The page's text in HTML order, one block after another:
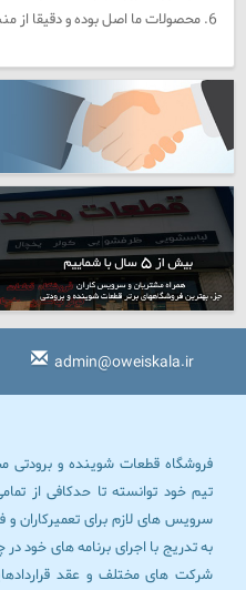
محصولات ما اصل بوده و دقیقا از
admin@oweiskala.ir
فروشگاه قطعات شوینده و برودتی
تیم خود توانسته تا حدکافی از
سرویس های لازم برای تعمیرکاران
به تدریج با اجرای برنامه های خود
شرکت های مختلف و عقد